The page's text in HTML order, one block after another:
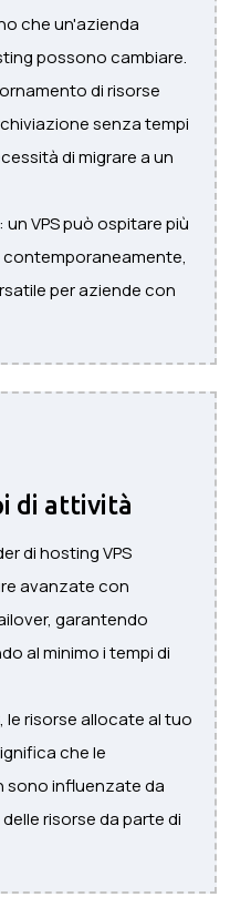
che un'azienda
possono cambiare.
di risorse
senza tempi
di migrare a un
VPS può ospitare più
contemporaneamente,
per aziende con
di attività
di hosting VPS
avanzate con
garantendo
al minimo i tempi di
le risorse allocate al tuo
che le
sono influenzate da
risorse da parte di